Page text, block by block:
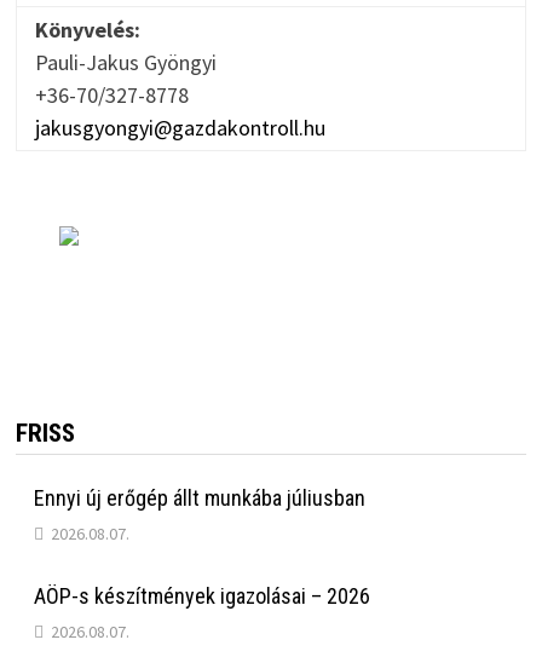
Könyvelés:
Pauli-Jakus Gyöngyi
+36-70/327-8778
jakusgyongyi@gazdakontroll.hu
FRISS
Ennyi új erőgép állt munkába júliusban
2026.08.07.
AÖP-s készítmények igazolásai – 2026
2026.08.07.